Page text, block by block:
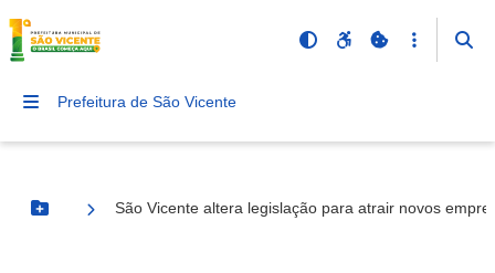
Prefeitura de São Vicente
Botão Menu
São Vicente altera legislação para atrair novos